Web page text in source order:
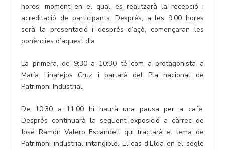
hores, moment en el qual es realitzarà la recepció i
acreditació de participants. Després, a les 9:00 hores
serà la presentació i després d’açò, començaran les
ponències d’aquest dia.
La primera, de 9:30 a 10:30 té com a protagonista a
María Linarejos Cruz i parlarà del Pla nacional de
Patrimoni Industrial.
De 10:30 a 11:00 hi haurà una pausa per a cafè.
Després continuarà la següent exposició a càrrec de
José Ramón Valero Escandell qui tractarà el tema de
Patrimoni industrial intangible. El cas d’Elda en el segle